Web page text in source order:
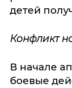
детей
Конфликт
В начале
боевые